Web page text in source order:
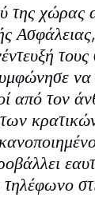
της χώρας
να
από τον
τηλέφωνο